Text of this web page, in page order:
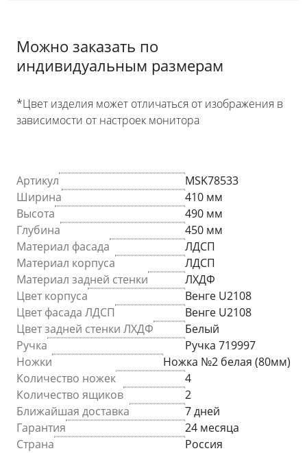
Можно заказать по
индивидуальным размерам
*Цвет изделия может отличаться от изображения в
зависимости от настроек монитора
Артикул
MSK78533
Ширина
410 мм
Высота
490 мм
Глубина
450 мм
Материал фасада
ЛДСП
Материал корпуса
ЛДСП
Материал задней стенки
ЛХДФ
Цвет корпуса
Венге U2108
Цвет фасада ЛДСП
Венге U2108
Цвет задней стенки ЛХДФ
Белый
Ручка
Ручка 719997
Ножки
Ножка №2 белая (80мм)
Количество ножек
4
Количество ящиков
2
Ближайшая доставка
7 дней
Гарантия
24 месяца
Страна
Россия